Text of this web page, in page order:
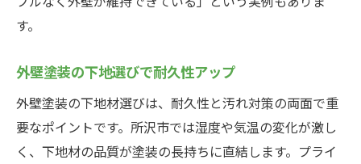
す。
外壁塗装の下地選びで耐久性アップ
外壁塗装の下地材選びは、耐久性と汚れ対策の両面で重
要なポイントです。所沢市では湿度や気温の変化が激し
く、下地材の品質が塗装の長持ちに直結します。プライ